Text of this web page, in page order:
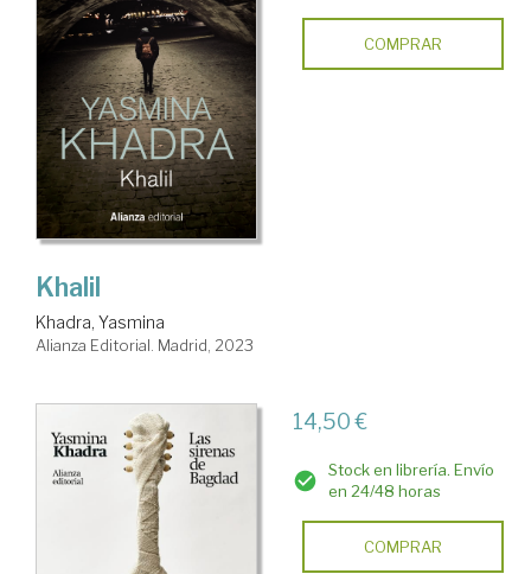
COMPRAR
Khalil
Khadra, Yasmina
Alianza Editorial. Madrid, 2023
14,50 €
Stock en librería. Envío
en 24/48 horas
COMPRAR